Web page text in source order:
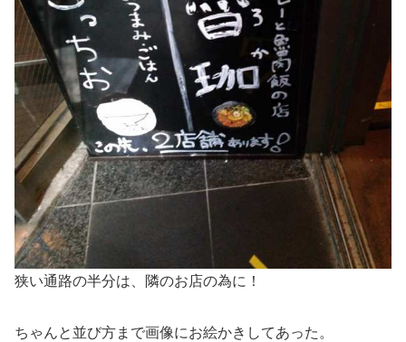
狭い通路の半分は、隣のお店の為に！
ちゃんと並び方まで画像にお絵かきしてあった。